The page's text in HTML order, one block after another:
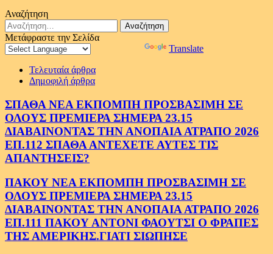
Αναζήτηση
Αναζήτηση
για:
Μετάφραστε την Σελίδα
Translate
Τελευταία άρθρα
Δημοφιλή άρθρα
ΣΠΑΘΑ ΝΕΑ ΕΚΠΟΜΠΗ ΠΡΟΣΒΑΣΙΜΗ ΣΕ
ΟΛΟΥΣ ΠΡΕΜΙΕΡΑ ΣΗΜΕΡΑ 23.15
ΔΙΑΒΑΙΝΟΝΤΑΣ ΤΗΝ ΑΝΟΠΑΙΑ ΑΤΡΑΠΟ 2026
ΕΠ.112 ΣΠΑΘΑ ΑΝΤΕΧΕΤΕ ΑΥΤΕΣ ΤΙΣ
ΑΠΑΝΤΗΣΕΙΣ?
ΠΑΚΟΥ ΝΕΑ ΕΚΠΟΜΠΗ ΠΡΟΣΒΑΣΙΜΗ ΣΕ
ΟΛΟΥΣ ΠΡΕΜΙΕΡΑ ΣΗΜΕΡΑ 23.15
ΔΙΑΒΑΙΝΟΝΤΑΣ ΤΗΝ ΑΝΟΠΑΙΑ ΑΤΡΑΠΟ 2026
ΕΠ.111 ΠΑΚΟΥ ΑΝΤΟΝΙ ΦΑΟΥΤΣΙ Ο ΦΡΑΠΕΣ
ΤΗΣ ΑΜΕΡΙΚΗΣ.ΓΙΑΤΙ ΣΙΩΠΗΣΕ